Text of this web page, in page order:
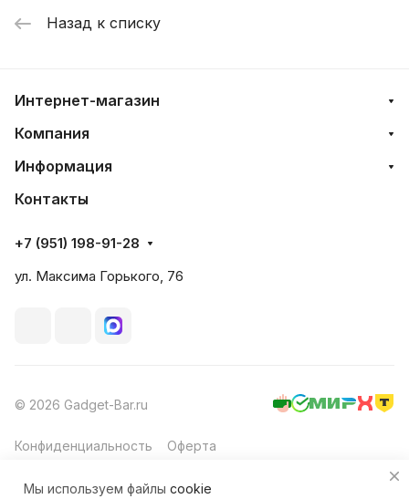
Назад к списку
Интернет-магазин
Компания
Информация
Контакты
+7 (951) 198-91-28
ул. Максима Горького, 76
© 2026 Gadget-Bar.ru
Конфиденциальность Оферта
Мы используем файлы cookie